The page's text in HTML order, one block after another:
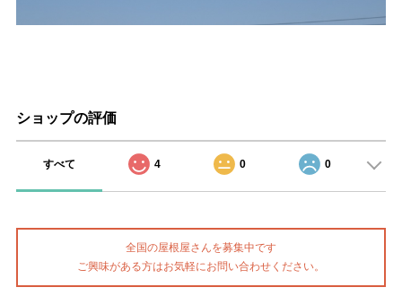
ショップの評価
すべて 4 0 0
全国の屋根屋さんを募集中です
ご興味がある方はお気軽にお問い合わせください。